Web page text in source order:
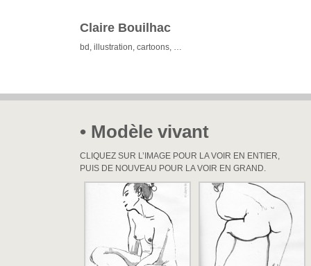
Claire Bouilhac
bd, illustration, cartoons, …
• Modèle vivant
CLIQUEZ SUR L’IMAGE POUR LA VOIR EN ENTIER,
PUIS DE NOUVEAU POUR LA VOIR EN GRAND.